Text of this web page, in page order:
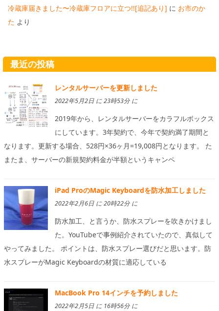
冷蔵庫届きました〜冷蔵庫フロアに立つ!![追記あり] に お市のか
た より
最近の投稿
レンタルサーバーを更新しました
2022年5月2日 に 23時53分 に
2019年から、レンタルサーバーをカラフルボックス
にしています。3年契約で、今年で契約満了期間と
なります。更新する場合、528円×36ヶ月=19,008円となります。 た
またま、サーバーの新規契約料金が半額というキャンペ
iPad ProのMagic Keyboardを防水加工しました
2022年2月6日 に 20時22分 に
防水加工、と言うか、防水スプレーを吹きかけまし
た。YouTubeで事例紹介されていたので、真似して
やってみました。 ポイントは、防水スプレー選びだと思います。防
水スプレーがMagic Keyboardの材質に適応している
MacBook Pro 14インチを予約しました
2022年2月5日 に 16時56分 に